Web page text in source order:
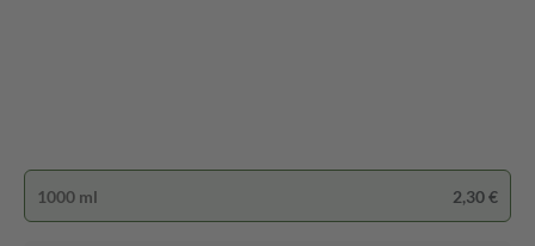
1000 ml 2,30 €